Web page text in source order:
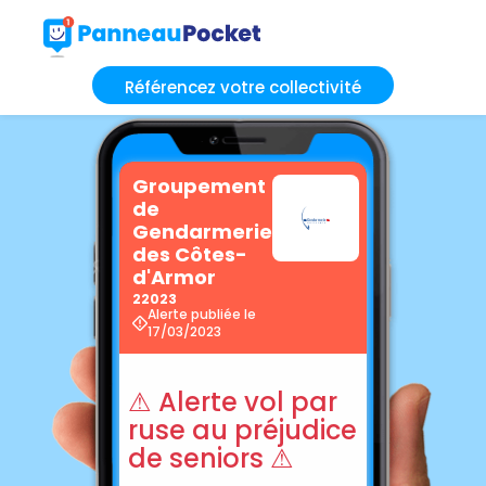
Référencez votre collectivité
Groupement
de
Gendarmerie
des Côtes-
d'Armor
22023
Alerte publiée le
17/03/2023
⚠ Alerte vol par
ruse au préjudice
de seniors ⚠